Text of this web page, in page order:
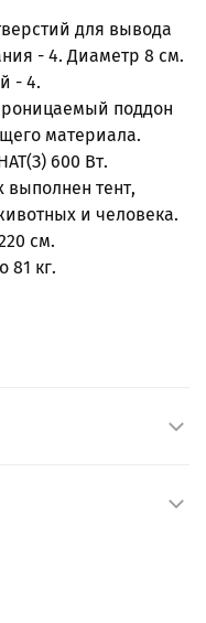
для вывода
- 4. Диаметр 8 см.
- 4.
поддон
материала.
600 Вт.
тент,
и человека.
см.
81 кг.